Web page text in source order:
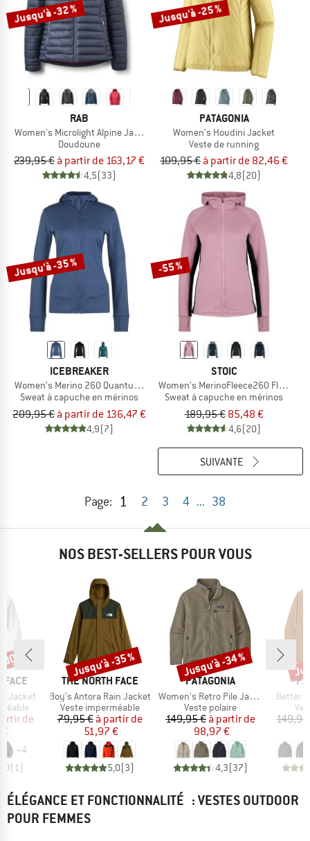
Jusqu'à -32 %
RAB
Women's Microlight Alpine Jacket
Doudoune
239,95 € à partir de 163,17 €
4,5(33)
Jusqu'à -25 %
PATAGONIA
Women's Houdini Jacket
Veste de running
109,95 € à partir de 82,46 €
4,8(20)
Jusqu'à -35 %
ICEBREAKER
Women's Merino 260 Quantum IV L/S Zip Hoodie
Sweat à capuche en mérinos
209,95 € à partir de 136,47 €
4,9(7)
-55 %
STOIC
Women's MerinoFleece260 FlenSt.
Sweat à capuche en mérinos
189,95 € 85,48 €
4,6(20)
Page: 1 2 3 4 ... 38
SUIVANTE
NOS BEST-SELLERS POUR VOUS
FACE
Jacket
réduit
de
+4
( 1)
%
MARQUE
THE NORTH FACE
Article
Boy's Antora Rain Jacket
Product group
Veste imperméable
Prix
79,95 € Prix réduit
à partir de
51,97 €
5,0(3)
Remise
Jusqu'à -35 %
MARQUE
PATAGONIA
Article
Women's Retro Pile Jacket
Product group
Veste polaire
Prix
149,95 € Prix réduit
à partir de
98,97 €
4,3(37)
Remise
Jusqu'à -34 %
Article
Better
ÉLÉGANCE ET FONCTIONNALITÉ : VESTES OUTDOOR
POUR FEMMES